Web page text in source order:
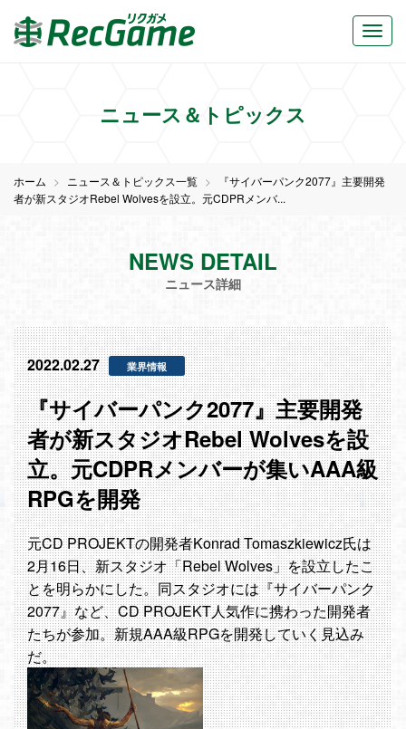
ニュース＆トピックス
ホーム ニュース＆トピックス一覧
『サイバーパンク2077』主要開発
者が新スタジオRebel Wolvesを設立。元CDPRメンバ...
NEWS DETAIL
ニュース詳細
2022.02.27 業界情報
『サイバーパンク2077』主要開発
者が新スタジオRebel Wolvesを設
立。元CDPRメンバーが集いAAA級
RPGを開発
元CD PROJEKTの開発者Konrad Tomaszkiewicz氏は
2月16日、新スタジオ「Rebel Wolves」を設立したこ
とを明らかにした。同スタジオには『サイバーパンク
2077』など、CD PROJEKT人気作に携わった開発者
たちが参加。新規AAA級RPGを開発していく見込み
だ。